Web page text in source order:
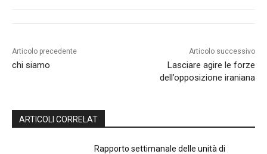
Articolo precedente
chi siamo
Articolo successivo
Lasciare agire le forze
dell’opposizione iraniana
ARTICOLI CORRELAT
Rapporto settimanale delle unità di